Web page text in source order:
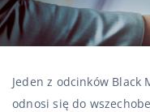
Jeden z odcinków
odnosi się do